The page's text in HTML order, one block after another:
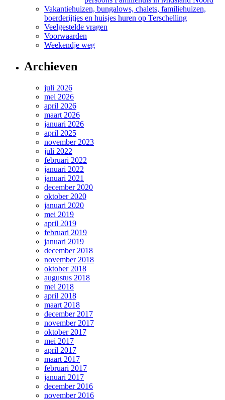
Vakantiehuizen, bungalows, chalets, familiehuizen,
boerderijtjes en huisjes huren op Terschelling
Veelgestelde vragen
Voorwaarden
Weekendje weg
Archieven
juli 2026
mei 2026
april 2026
maart 2026
januari 2026
april 2025
november 2023
juli 2022
februari 2022
januari 2022
januari 2021
december 2020
oktober 2020
januari 2020
mei 2019
april 2019
februari 2019
januari 2019
december 2018
november 2018
oktober 2018
augustus 2018
mei 2018
april 2018
maart 2018
december 2017
november 2017
oktober 2017
mei 2017
april 2017
maart 2017
februari 2017
januari 2017
december 2016
november 2016